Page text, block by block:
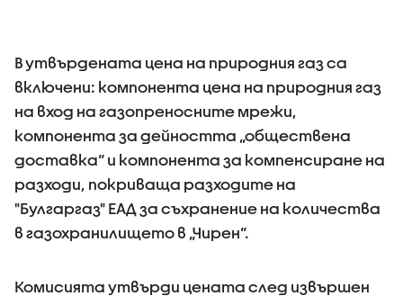
В утвърдената цена на природния газ са
включени: компонента цена на природния газ
на вход на газопреносните мрежи,
компонента за дейността „обществена
доставка“ и компонента за компенсиране на
разходи, покриваща разходите на
"Булгаргаз" ЕАД за съхранение на количества
в газохранилището в „Чирен“.
Комисията утвърди цената след извършен